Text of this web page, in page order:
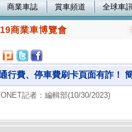
商業車誌 賞車頻道 全球車
商業車博覽會
行費、停車費刷卡頁面有詐！
記者：編輯部(10/30/2023)